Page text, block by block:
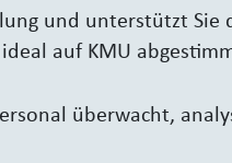
und unterstützt
auf KMU
überwacht,